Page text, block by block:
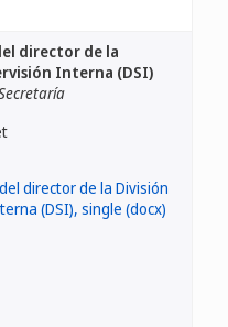
director de la
Interna (DSI)